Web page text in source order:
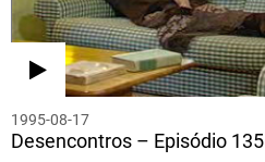
1995-08-17
Desencontros – Episódio 135